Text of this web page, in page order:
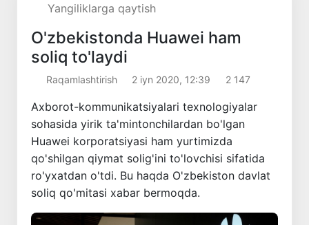
Yangiliklarga qaytish
O'zbekistonda Huawei ham
soliq to'laydi
Raqamlashtirish 2 iyn 2020, 12:39 2 147
Axborot-kommunikatsiyalari texnologiyalar
sohasida yirik ta'mintonchilardan bo'lgan
Huawei korporatsiyasi ham yurtimizda
qo'shilgan qiymat solig'ini to'lovchisi sifatida
ro'yxatdan o'tdi. Bu haqda O'zbekiston davlat
soliq qo'mitasi xabar bermoqda.